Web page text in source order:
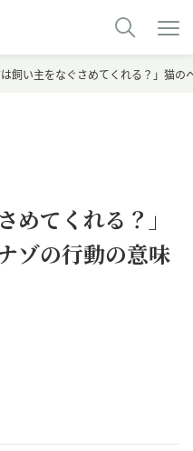
は飼い主をなぐさめてくれる？」猫
めてくれる？」
ゾの行動の意味